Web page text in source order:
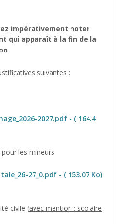
impérativement noter
qui apparaît à la fin de la
suivantes :
2027.pdf - ( 164.4
les mineurs
27_0.pdf - ( 153.07 Ko)
civile (avec mention : scolaire